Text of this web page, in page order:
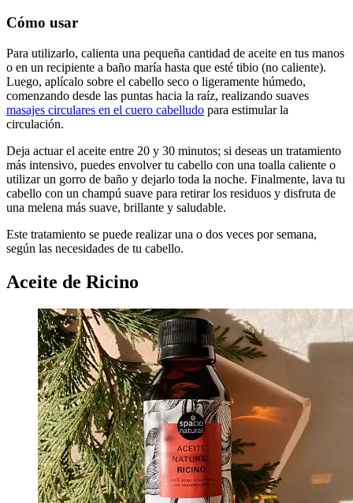
Cómo usar
Para utilizarlo, calienta una pequeña cantidad de aceite en tus manos
o en un recipiente a baño maría hasta que esté tibio (no caliente).
Luego, aplícalo sobre el cabello seco o ligeramente húmedo,
comenzando desde las puntas hacia la raíz, realizando suaves
masajes circulares en el cuero cabelludo para estimular la
circulación.
Deja actuar el aceite entre 20 y 30 minutos; si deseas un tratamiento
más intensivo, puedes envolver tu cabello con una toalla caliente o
utilizar un gorro de baño y dejarlo toda la noche. Finalmente, lava tu
cabello con un champú suave para retirar los residuos y disfruta de
una melena más suave, brillante y saludable.
Este tratamiento se puede realizar una o dos veces por semana,
según las necesidades de tu cabello.
Aceite de Ricino